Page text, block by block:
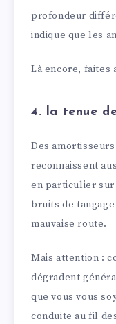
profondeur
indique que les
Là encore, faites
4. la tenue
Des
reconnaissent
en particulier sur
bruits de
mauvaise route.
Mais attention :
dégradent
que vous vous
conduite au fil